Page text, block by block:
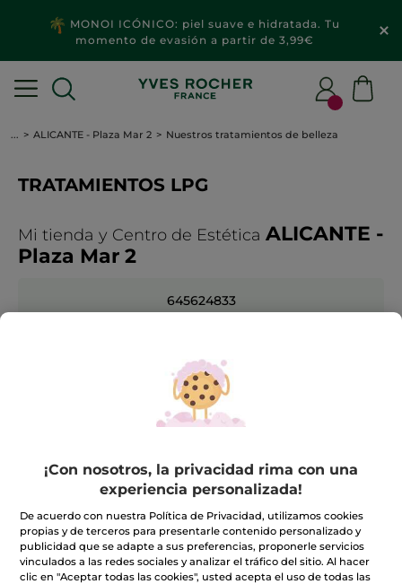
MONOI ICÓNICO: piel suave e hidratada. Tu
momento de evasión a partir de 3,99€
... ALICANTE - Plaza Mar 2 Nuestros tratamientos de belleza
TRATAMIENTOS LPG
Mi tienda y Centro de Estética ALICANTE -
Plaza Mar 2
645624833
Para cualquier cuestión, puede contactar con su
+
+
LPG CORPORAL
*La duración de nuestros tratamientos incluye el tiempo
necesario para desvestirse y vestirse.
¡Con nosotros, la privacidad rima con una
experiencia personalizada!
De acuerdo con nuestra Política de Privacidad, utilizamos cookies
propias y de terceros para presentarle contenido personalizado y
publicidad que se adapte a sus preferencias, proponerle servicios
vinculados a las redes sociales y analizar el tráfico del sitio. Al hacer
clic en "Aceptar todas las cookies", usted acepta el uso de todas las